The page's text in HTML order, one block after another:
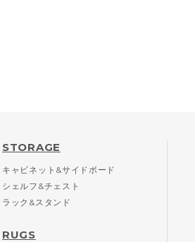
STORAGE
キャビネット&サイドボード
シェルフ&チェスト
ラック&スタンド
RUGS